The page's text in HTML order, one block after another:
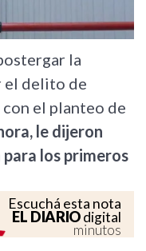
la
el delito de
el planteo de
le dijeron
los primeros
Escuchá esta nota
EL DIARIOdigital
minutos